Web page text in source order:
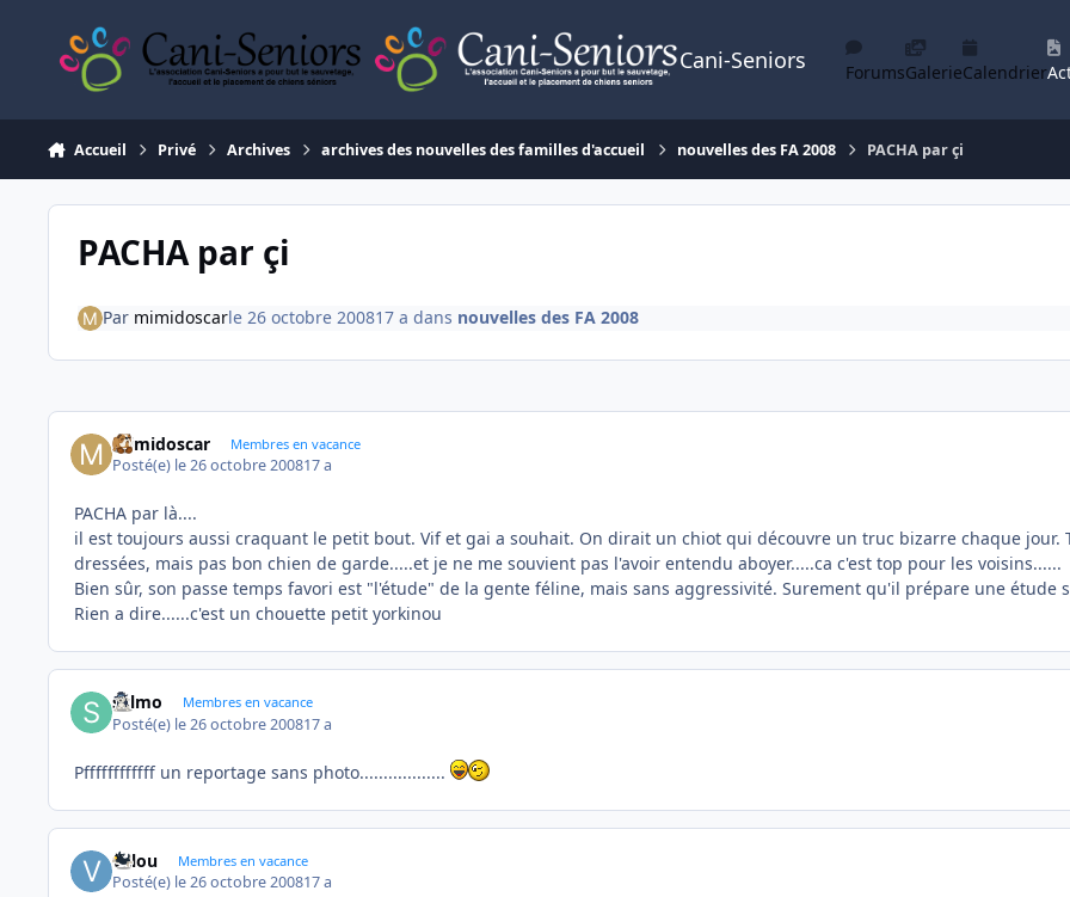
Cani-Seniors ForumsGalerieCalendrier
Accueil Privé Archives archives des nouvelles des familles d'accueil nouvelles des FA 2008 PACHA par çi
PACHA par çi
Par mimidoscarle 26 octobre 200817 a dans nouvelles des FA 2008
mimidoscar Membres en vacance
Posté(e) le 26 octobre 200817 a
PACHA par là....
il est toujours aussi craquant le petit bout. Vif et gai a souhait. On dirait un chiot qui découvre un truc bizarre chaque jour.
dressées, mais pas bon chien de garde.....et je ne me souvient pas l'avoir entendu aboyer.....ca c'est top pour les voisins......
Bien sûr, son passe temps favori est "l'étude" de la gente féline, mais sans aggressivité. Surement qu'il prépare une étude
Rien a dire......c'est un chouette petit yorkinou
sylmo Membres en vacance
Posté(e) le 26 octobre 200817 a
Pffffffffffff un reportage sans photo..................
valou Membres en vacance
Posté(e) le 26 octobre 200817 a